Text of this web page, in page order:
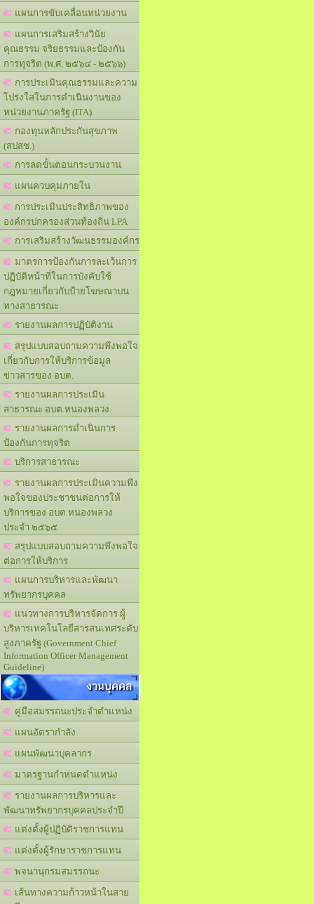
แผนการขับเคลื่อนหน่วยงาน
แผนการเสริมสร้างวินัย
คุณธรรม จริยธรรมและป้องกัน
การทุจริต (พ.ศ. ๒๕๖๔ - ๒๕๖๖)
การประเมินคุณธรรมและความ
โปร่งใสในการดำเนินงานของ
หน่วยงานภาครัฐ (ITA)
กองทุนหลักประกันสุขภาพ
(สปสช.)
การลดขั้นตอนกระบวนงาน
แผนควบคุมภายใน
การประเมินประสิทธิภาพของ
องค์กรปกครองส่วนท้องถิ่น LPA
การเสริมสร้างวัฒนธรรมองค์กร
มาตรการป้องกันการละเว้นการ
ปฏิบัติหน้าที่ในการบังคับใช้
กฎหมายเกี่ยวกับป้ายโฆษณาบน
ทางสาธารณะ
รายงานผลการปฏิบัติงาน
สรุปแบบสอบถามความพึงพอใจ
เกี่ยวกับการให้บริการข้อมูล
ข่าวสารของ อบต.
รายงานผลการประเมิน
สาธารณะ อบต.หนองพลวง
รายงานผลการดำเนินการ
ป้องกันการทุจริต
บริการสาธารณะ
รายงานผลการประเมินความพึง
พอใจของประชาชนต่อการให้
บริการของ อบต.หนองพลวง
ประจำ ๒๕๖๕
สรุปแบบสอบถามความพึงพอใจ
ต่อการให้บริการ
แผนการบริหารและพัฒนา
ทรัพยากรบุคคล
แนวทางการบริหารจัดการ ผู้
บริหารเทคโนโลยีสารสนเทศระดับ
สูงภาครัฐ (Government Chief
Information Officer Management
Guideline)
งานบุคคล
คู่มือสมรรถนะประจำตำแหน่ง
แผนอัตรากำลัง
แผนพัฒนาบุคลากร
มาตรฐานกำหนดตำแหน่ง
รายงานผลการบริหารและ
พัฒนาทรัพยากรบุคคลประจำปี
แต่งตั้งผู้ปฏิบัติราชการแทน
แต่งตั้งผู้รักษาราชการแทน
พจนานุกรมสมรรถนะ
เส้นทางความก้าวหน้าในสาย